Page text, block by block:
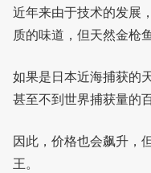
近年来由于技术的发展
质的味道，但天然金枪
如果是日本近海捕获的
甚至不到世界捕获量的
因此，价格也会飙升，
王。